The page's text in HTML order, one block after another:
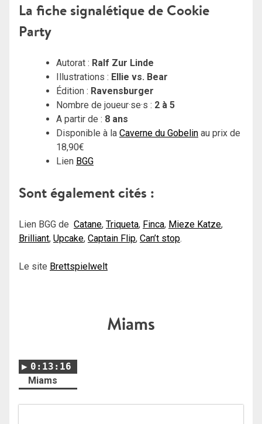
La fiche signalétique de Cookie
Party
Autorat : Ralf Zur Linde
Illustrations : Ellie vs. Bear
Édition : Ravensburger
Nombre de joueur·se·s : 2 à 5
A partir de : 8 ans
Disponible à la Caverne du Gobelin au prix de
18,90€
Lien BGG
Sont également cités :
Lien BGG de Catane, Triqueta, Finca, Mieze Katze,
Brilliant, Upcake, Captain Flip, Can’t stop.
Le site Brettspielwelt
Miams
0:13:16
Miams